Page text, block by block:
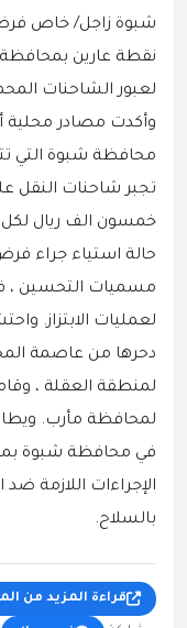
شبوة زاجل/ خاص
نقطة عارين بمحافظة
لعبور الشاحنات
وأكدت مصادر محلية
محافظة شبوة التي
تجبر شاحنات النقل
خمسون الف ريال
حالة استياء جراء
مسميات التحسين ،
لعمليات الابتزاز.
دحرها من عاصمة
لمنطقة العقلة ،
لمحافظة مأرب.
في محافظة شبوة بمنع
الإجراءات اللازمة
بالسلاح.
قراءة المزيد من